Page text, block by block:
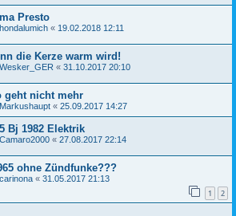
Presto
hondalumich « 19.02.2018 12:11
die Kerze warm wird!
Wesker_GER « 31.10.2017 20:10
geht nicht mehr
Markushaupt « 25.09.2017 14:27
Bj 1982 Elektrik
Camaro2000 « 27.08.2017 22:14
ohne Zündfunke???
carinona « 31.05.2017 21:13
1 2